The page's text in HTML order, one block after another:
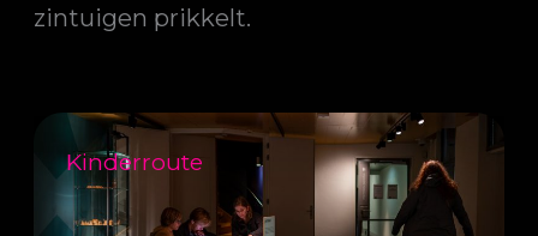
zintuigen prikkelt.
Kinderroute